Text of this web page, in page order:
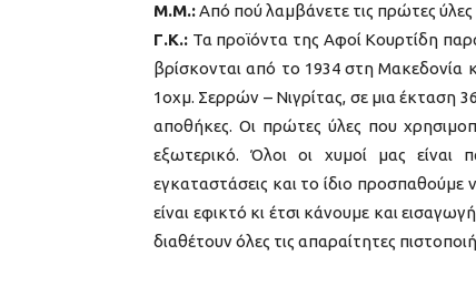
Μ.Μ.:Από πού λαμβάνετε τις πρώτες
Γ.Κ.: Τα προϊόντα της Αφοί Κουρτίδη
βρίσκονται από το 1934 στη Μακεδονία
1οχμ. Σερρών – Νιγρίτας, σε μια έκταση
αποθήκες. Οι πρώτες ύλες που
εξωτερικό. Όλοι οι χυμοί μας είναι
εγκαταστάσεις και το ίδιο
είναι εφικτό κι έτσι κάνουμε και
διαθέτουν όλες τις απαραίτητες